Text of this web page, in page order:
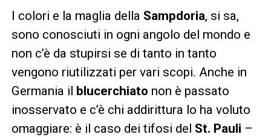
I colori e la maglia della Sampdoria, si sa,
sono conosciuti in ogni angolo del mondo e
non c’è da stupirsi se di tanto in tanto
vengono riutilizzati per vari scopi. Anche in
Germania il blucerchiato non è passato
inosservato e c’è chi addirittura lo ha voluto
omaggiare: è il caso dei tifosi del St. Pauli –